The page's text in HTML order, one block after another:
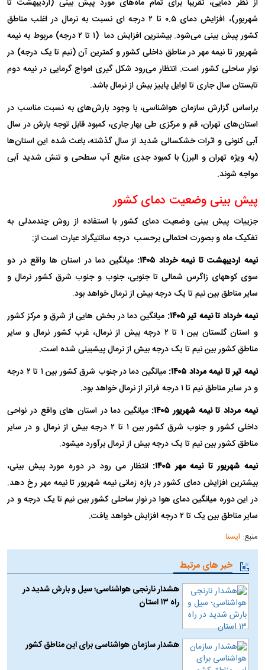
از نظر دمایی، تقریباً برای تمام ماه‌های مورد پیش بینی (اردیبهشت تا
شهریور)، افزایش دمای ۰.۵ تا ۲ درجه ای نسبت به نرمال در اغلب مناطق
کشور پیش‌ بینی می‌شود. بیشترین افزایش دما (۱ تا ۲ درجه) مربوط به نیمه
شهریور تا نیمه مهر در مناطق داخلی کشور و کمترین آن (نیم تا یک درجه) در
نوار ساحلی کشور است. انتظار می‌رود شکل گیری امواج گرمایی در نیمه دوم
تابستان سال جاری تا اوایل پاییز بیش از نرمال باشد.
براساس گزارش سازمان هواشناسی، با وجود بارش‌های به نسبت مناسب در
استان‌های تهران، قم و مرکزی طی بهار جاری، کمبود قابل توجه بارش در سال
آبی کنونی و اثرات خشکسالی شدید از سال گذشته، باعث شده این استان‌ها
(به ویژه تهران و البرز) با کمبود جدی منابع آب سطحی و تنش شدید آبی
مواجه شوند.
پیش بینی وضعیت دمای کشور
جزییات پیش بینی وضعیت دمای کشور با استفاده از روش چندمدلی به
تفکیک ماه و بصورت احتمالی برحسب درجه سانتیگراد عبارت است از:
نیمه اردیبهشت تا نیمه خرداد ۱۴۰۵:
میانگین دما در استان ها واقع در دو
سوی کوههای زاگرس شمالی تا جنوبی، جنوب و جنوب شرق کشور نرمال و
سایر مناطق بین نیم تا یک درجه بیش از نرمال خواهد بود.
نیمه خرداد تا نیمه تیر ۱۴۰۵:
میانگین دما در بخش هایی از شرق و مرکز کشور
و استان گلستان بین ۱ تا ۲ درجه بیش از نرمال، غرب کشور نرمال و سایر
مناطق کشور بین نیم تا یک درجه بیش از نرمال پیشبینی شده است.
نیمه تیر تا نیمه مرداد ۱۴۰۵:
میانگین دما در جنوب شرق کشور بین ۱ تا ۲ درجه
و در سایر مناطق نیم تا ۱ درجه فراتر از نرمال خواهد بود.
نیمه مرداد تا نیمه شهریور ۱۴۰۵:
میانگین دما در استان های واقع در نواحی
داخلی کشور و جنوب شرق کشور بین ۱ تا ۲ درجه بیش از نرمال و در سایر
مناطق کشور بین نیم تا یک درجه بیش از نرمال برآورد میشود.
نیمه شهریور تا نیمه مهر ۱۴۰۵:
انتظار می رود در دوره مورد پیش بینی،
بیشترین افزایش دمای کشور در بازه زمانی نیمه شهریور تا نیمه مهر رخ دهد.
در این دوره میانگین دمای هوا در نوار ساحلی کشور بین نیم تا یک درجه و در
سایر مناطق بین یک تا ۲ درجه افزایش خواهد یافت.
منبع: ایسنا
خبر های مرتبط
هشدار نارنجی هواشناسی؛ سیل و بارش شدید در
راه ۱۳ استان
هشدار سازمان هواشناسی برای این مناطق کشور